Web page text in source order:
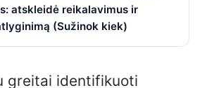
atskleidė reikalavimus ir
(Sužinok kiek)
greitai identifikuoti